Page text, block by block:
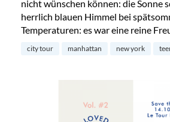
nicht wünschen können: die Sonne
herrlich blauen Himmel bei
Temperaturen: es war eine reine
city tour manhattan new york